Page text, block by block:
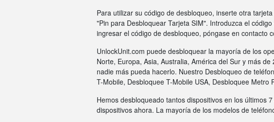
Para utilizar su código de desbloqueo, inserte otra
"Pin para Desbloquear Tarjeta SIM". Introduzca el
ingresar el código de desbloqueo, póngase en contacto
UnlockUnit.com puede desbloquear la mayoría de los
Norte, Europa, Asia, Australia, América del Sur y más
nadie más pueda hacerlo. Nuestro Desbloqueo de
T-Mobile, Desbloquee T-Mobile USA, Desbloquee
Hemos desbloqueado tantos dispositivos en los últimos
dispositivos ahora. La mayoría de los modelos de